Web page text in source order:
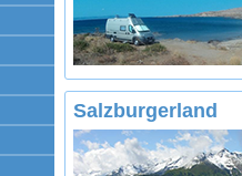
Salzburgerland